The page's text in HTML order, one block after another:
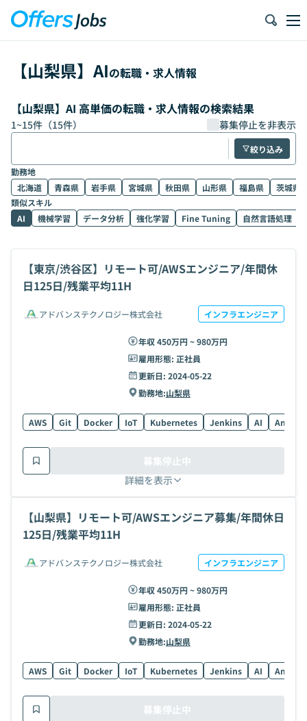
【山梨県】 AIの転職・求人情報
【山梨県】AI 高単価の転職・求人情報の検索結果
1~15件（15件） 募集停止を非表示
絞り込み
勤務地
北海道
青森県 岩手県 宮城県 秋田県 山形県 福島県
茨城県
類似スキル
AI
機械学習 データ分析 強化学習 Fine Tuning 自然言語処理
【東京/渋谷区】リモート可/AWSエンジニア/年間休
日125日/残業平均11H
アドバンステクノロジー株式会社 インフラエンジニア
年収 450万円 ~ 980万円
雇用形態: 正社員
更新日: 2024-05-22
勤務地:山梨県
AWS Git Docker IoT Kubernetes Jenkins AI Ansible
詳細を表示
募集停止中
【山梨県】リモート可/AWSエンジニア募集/年間休日
125日/残業平均11H
アドバンステクノロジー株式会社 インフラエンジニア
年収 450万円 ~ 980万円
雇用形態: 正社員
更新日: 2024-05-22
勤務地:山梨県
AWS Git Docker IoT Kubernetes Jenkins AI Ansible
募集停止中